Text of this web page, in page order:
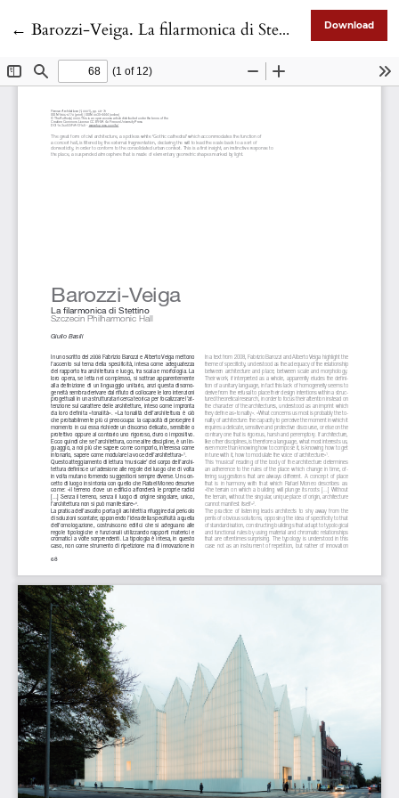
← Return to Article Details
Barozzi-Veiga. La filarmonica di Stettino Download